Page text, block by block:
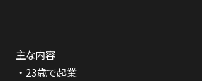
主な内容
・23歳で起業